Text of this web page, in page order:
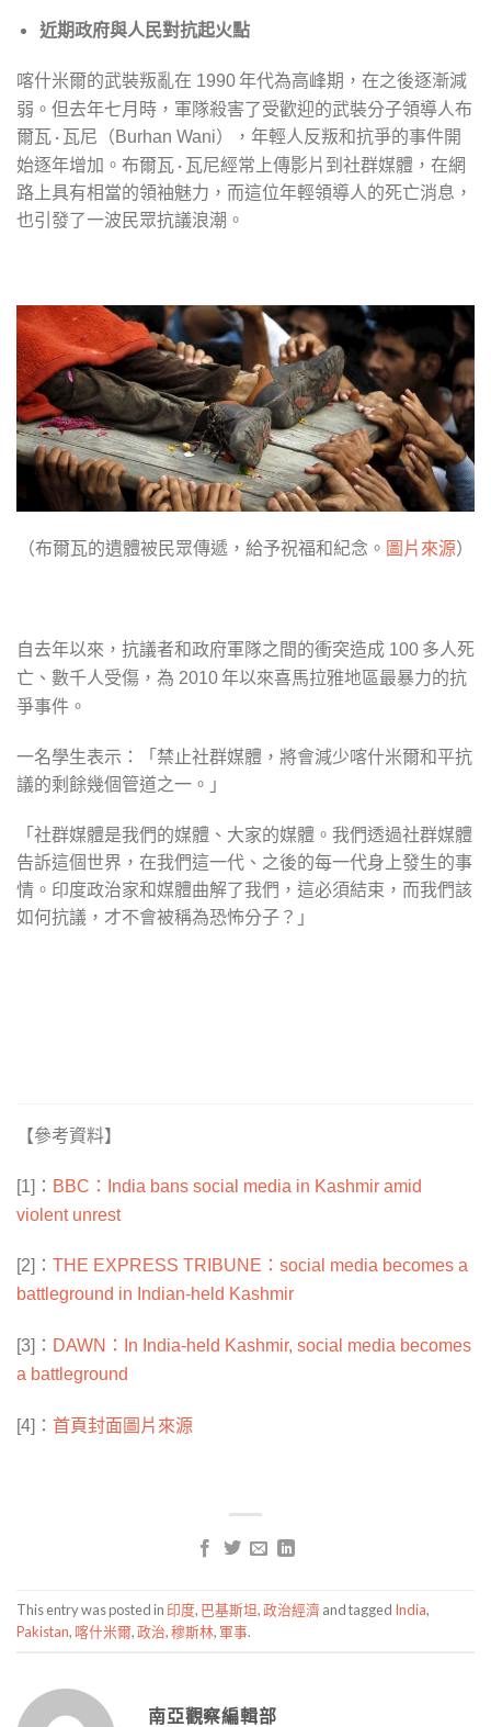
近期政府與人民對抗起火點
喀什米爾的武裝叛亂在 1990年代為高峰期，在之後逐漸減
弱。但去年七月時，軍隊殺害了受歡迎的武裝分子領導人布
爾瓦 · 瓦尼（Burhan Wani），年輕人反叛和抗爭的事件開
始逐年增加。布爾瓦 · 瓦尼經常上傳影片到社群媒體，在網
路上具有相當的領袖魅力，而這位年輕領導人的死亡消息，
也引發了一波民眾抗議浪潮。
（布爾瓦的遺體被民眾傳遞，給予祝福和紀念。 圖片來源）
自去年以來，抗議者和政府軍隊之間的衝突造成 100 多人死
亡、數千人受傷，為 2010年以來喜馬拉雅地區最暴力的抗
爭事件。
一名學生表示：「禁止社群媒體，將會減少喀什米爾和平抗
議的剩餘幾個管道之一。｣
「社群媒體是我們的媒體、大家的媒體。我們透過社群媒體
告訴這個世界，在我們這一代、之後的每一代身上發生的事
情。印度政治家和媒體曲解了我們，這必須結束，而我們該
如何抗議，才不會被稱為恐怖分子？｣
【參考資料】
[1]： BBC：India bans social media in Kashmir amid
violent unrest
[2]： THE EXPRESS TRIBUNE：social media becomes a
battleground in Indian-held Kashmir
[3]： DAWN：In India-held Kashmir, social media becomes
a battleground
[4]： 首頁封面圖片來源
This entry was posted in 印度, 巴基斯坦,政治經濟 and tagged India,
Pakistan, 喀什米爾,政治,穆斯林, 軍事.
南亞觀察編輯部